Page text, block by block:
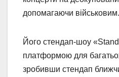
допомагаючи військовим.
Його стендап-шоу
платформою для
зробивши стендап